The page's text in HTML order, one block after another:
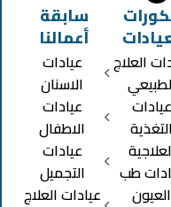
العلاج
عيادات
التغذية
طب
العيون
سابقة
أعمالنا
عيادات
الاسنان
عيادات
الاطفال
عيادات
التجميل
عيادات العلاج